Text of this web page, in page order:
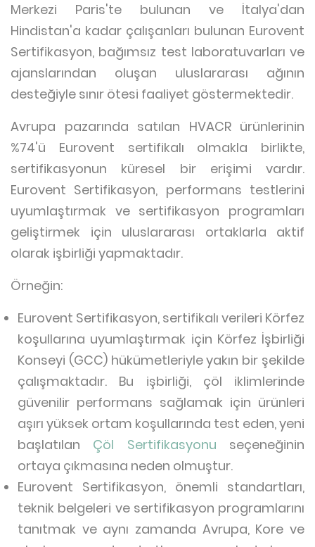
Merkezi Paris'te bulunan ve İtalya'dan
Hindistan'a kadar çalışanları bulunan Eurovent
Sertifikasyon, bağımsız test laboratuvarları ve
ajanslarından oluşan uluslararası ağının
desteğiyle sınır ötesi faaliyet göstermektedir.
Avrupa pazarında satılan HVACR ürünlerinin
%74'ü Eurovent sertifikalı olmakla birlikte,
sertifikasyonun küresel bir erişimi vardır.
Eurovent Sertifikasyon, performans testlerini
uyumlaştırmak ve sertifikasyon programları
geliştirmek için uluslararası ortaklarla aktif
olarak işbirliği yapmaktadır.
Örneğin:
Eurovent Sertifikasyon, sertifikalı verileri Körfez
koşullarına uyumlaştırmak için Körfez İşbirliği
Konseyi (GCC) hükümetleriyle yakın bir şekilde
çalışmaktadır. Bu işbirliği, çöl iklimlerinde
güvenilir performans sağlamak için ürünleri
aşırı yüksek ortam koşullarında test eden, yeni
başlatılan Çöl Sertifikasyonu seçeneğinin
ortaya çıkmasına neden olmuştur.
Eurovent Sertifikasyon, önemli standartları,
teknik belgeleri ve sertifikasyon programlarını
tanıtmak ve aynı zamanda Avrupa, Kore ve